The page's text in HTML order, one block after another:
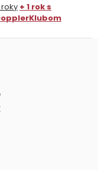
roky + 1 rok s